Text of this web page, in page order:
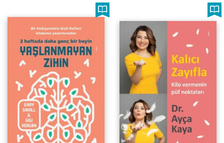
Bir Psikiyatristin Gizli Defteri
Yazarlarından
Kilo vermenin püf noktaları